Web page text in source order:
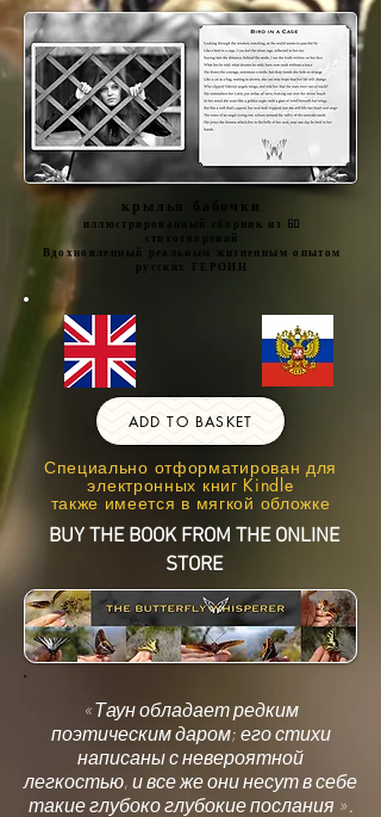
крылья бабочки
иллюстрированный сборник из 60
стихотворений
Вдохновленный реальным жизненным опытом
русских ГЕРОИН
ADD TO BASKET
Специально отформатирован для
электронных книг Kindle
также имеется в мягкой обложке
BUY THE BOOK FROM THE ONLINE
STORE
«Таун обладает редким
поэтическим даром; его стихи
написаны с невероятной
легкостью, и все же они несут в себе
такие глубоко глубокие послания ».